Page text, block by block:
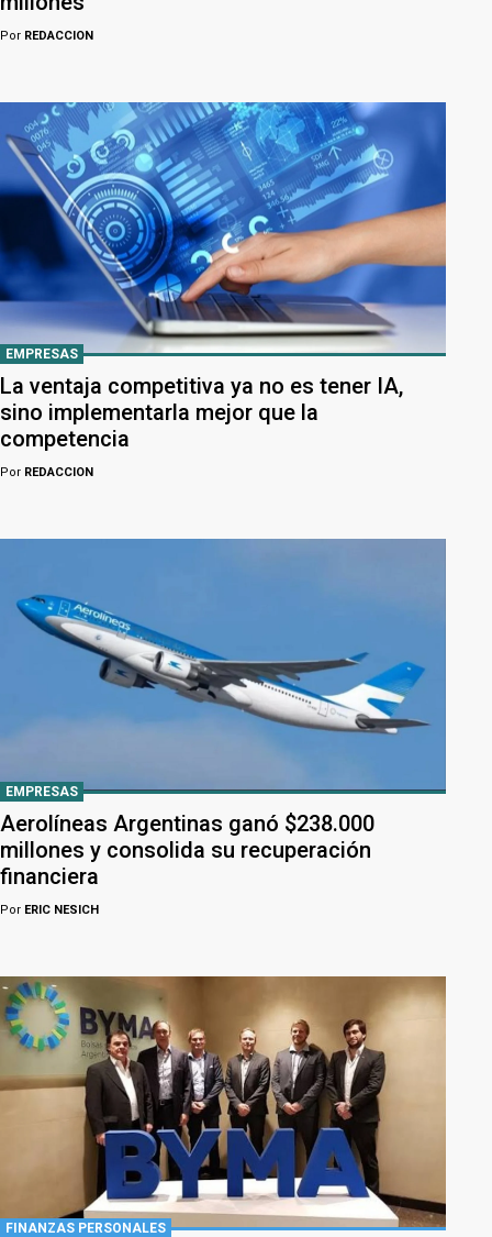
Por REDACCION
EMPRESAS
La ventaja competitiva ya no es tener IA,
sino implementarla mejor que la
competencia
Por REDACCION
EMPRESAS
Aerolíneas Argentinas ganó $238.000
millones y consolida su recuperación
financiera
Por ERIC NESICH
FINANZAS PERSONALES